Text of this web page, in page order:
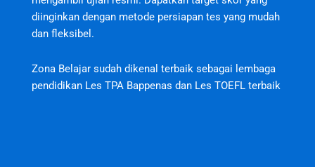
diinginkan dengan metode persiapan tes yang mudah
dan fleksibel.
Zona Belajar sudah dikenal terbaik sebagai lembaga
pendidikan Les TPA Bappenas dan Les TOEFL terbaik